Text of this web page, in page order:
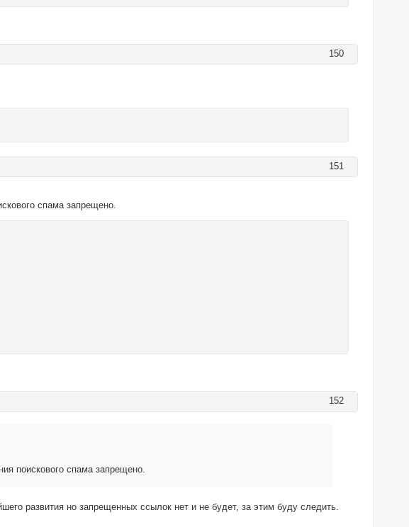
150
151
спама запрещено.
152
поискового спама запрещено.
развития но запрещенных ссылок нет и не будет, за этим буду следить.